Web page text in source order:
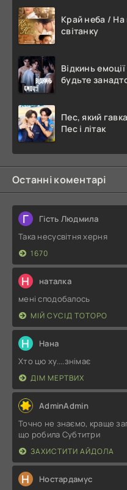
Край неба /
світанку
Відкинь
будьте
Пес, який
Пес і літак
Останні коментарі
Г Гість Людмила
Така несусвітня херня
1670
Н наталка
мені сподобалось
МІЙ СУСІД ТОТОРО
Н Нана
Хто цю ху....знімає
ДІМ МЕРТВИХ
AdminAdmin
Точно не знаємо, краще
що робила Субтитри
ЗАХИСТИТИ АЙДОЛА
Н Ностардамус